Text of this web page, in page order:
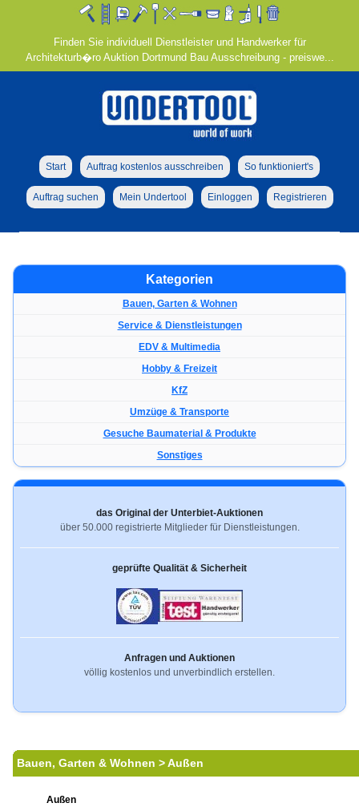
Finden Sie individuell Dienstleister und Handwerker für
Architekturb�ro Auktion Dortmund Bau Ausschreibung - preiswe...
Start Auftrag kostenlos ausschreiben So funktioniert's
Auftrag suchen Mein Undertool Einloggen Registrieren
Kategorien
Bauen, Garten & Wohnen
Service & Dienstleistungen
EDV & Multimedia
Hobby & Freizeit
KfZ
Umzüge & Transporte
Gesuche Baumaterial & Produkte
Sonstiges
das Original der Unterbiet-Auktionen
über 50.000 registrierte Mitglieder für Dienstleistungen.
geprüfte Qualität & Sicherheit
Anfragen und Auktionen
völlig kostenlos und unverbindlich erstellen.
Bauen, Garten & Wohnen > Außen
Außen